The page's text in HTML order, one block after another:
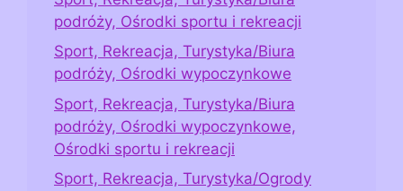
podróży, Ośrodki sportu i rekreacji
Sport, Rekreacja, Turystyka/Biura
podróży, Ośrodki wypoczynkowe
Sport, Rekreacja, Turystyka/Biura
podróży, Ośrodki wypoczynkowe,
Ośrodki sportu i rekreacji
Sport, Rekreacja, Turystyka/Ogrody